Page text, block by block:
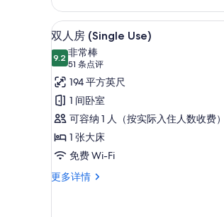
片
房
更
多
息
显
示
双
人
房
(Single
Use)
的
所
羽绒被
7
双人房 (Single Use)
9.29.2 分，满分 10 分
非常棒
51 条点评
(51
条
点
评)
194 平方英尺
1 间卧室
可容纳 1 人（按实际入住人数收费）
1 张大床
免费 Wi-Fi
更多详情
双